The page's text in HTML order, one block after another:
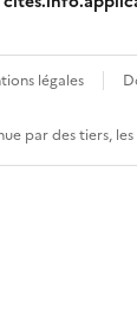
légales
par des tiers,